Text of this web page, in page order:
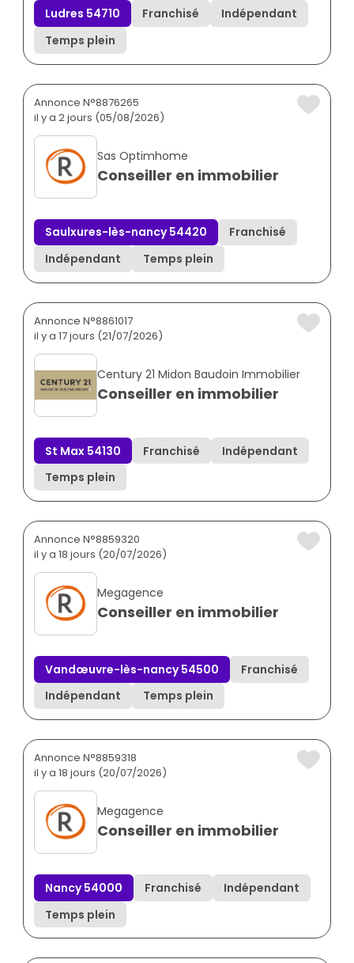
Ludres 54710 Franchisé
Indépendant
Temps plein
Annonce N°8876265
il y a 2 jours (05/08/2026)
Sas Optimhome
Conseiller en immobilier
Saulxures-lès-nancy 54420
Franchisé
Indépendant
Temps plein
Annonce N°8861017
il y a 17 jours (21/07/2026)
Century 21 Midon Baudoin Immobilier
Conseiller en immobilier
St Max 54130 Franchisé
Indépendant
Temps plein
Annonce N°8859320
il y a 18 jours (20/07/2026)
Megagence
Conseiller en immobilier
Vandœuvre-lès-nancy 54500
Franchisé
Indépendant
Temps plein
Annonce N°8859318
il y a 18 jours (20/07/2026)
Megagence
Conseiller en immobilier
Nancy 54000 Franchisé
Indépendant
Temps plein